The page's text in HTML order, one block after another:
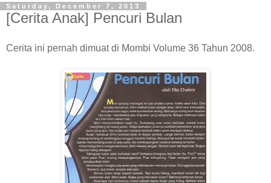
Saturday, December 7, 2013
[Cerita Anak] Pencuri Bulan
Cerita ini pernah dimuat di Mombi Volume 36 Tahun 2008.